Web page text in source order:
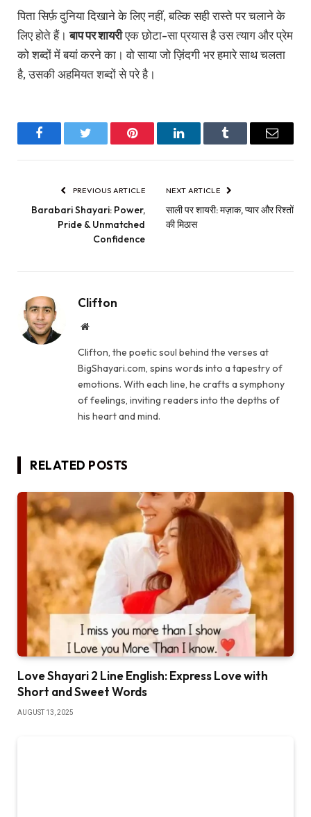
पिता सिर्फ़ दुनिया दिखाने के लिए नहीं, बल्कि सही रास्ते पर चलाने के
लिए होते हैं।बाप पर शायरीएक छोटा-सा प्रयास है उस त्याग और प्रेम
को शब्दों में बयां करने का। वो साया जो ज़िंदगी भर हमारे साथ चलता
है, उसकी अहमियत शब्दों से परे है।
FacebookTwitter Pinterest LinkedInTumblr Email
PREVIOUS ARTICLE
Barabari Shayari: Power,
Pride & Unmatched
Confidence
NEXT ARTICLE
साली पर शायरी: मज़ाक, प्यार और रिश्तों
की मिठास
Clifton
Website
Clifton, the poetic soul behind the verses at
BigShayari.com, spins words into a tapestry of
emotions. With each line, he crafts a symphony
of feelings, inviting readers into the depths of
his heart and mind.
RELATED POSTS
Love Shayari 2 Line English: Express Love with
Short and Sweet Words
AUGUST 13, 2025